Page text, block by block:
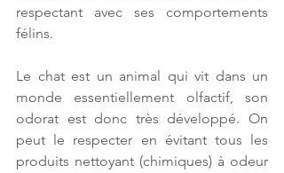
respectant avec ses comportements
félins.
Le chat est un animal qui vit dans un
monde essentiellement olfactif, son
odorat est donc très développé. On
peut le respecter en évitant tous les
produits nettoyant (chimiques) à odeur